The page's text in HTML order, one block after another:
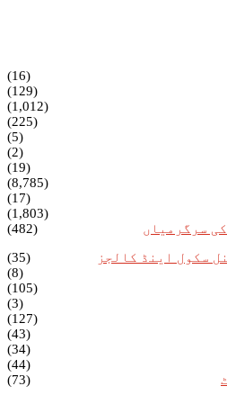
(16)
(129)
(1,012)
(225)
(5)
(2)
(19)
(8,785)
(17)
(1,803)
سرگرمیاں
(482)
سکول اینڈ کالجز
(35)
(8)
(105)
(3)
(127)
(43)
(34)
(44)
(73)